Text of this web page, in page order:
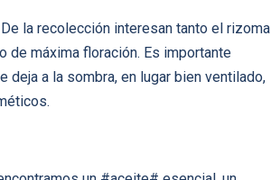
la recolección interesan tanto el rizoma
máxima floración. Es importante
a la sombra, en lugar bien ventilado,